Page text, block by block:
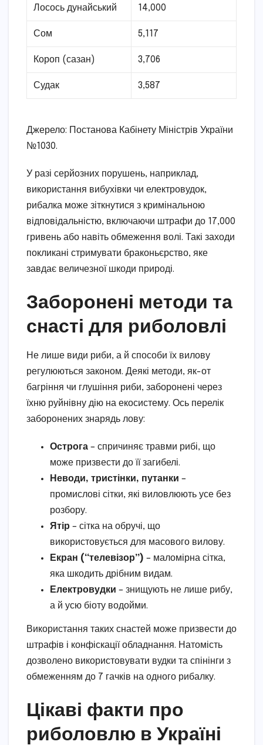
Лосось дунайський 14,000
Сом 5,117
Короп (сазан) 3,706
Судак 3,587
Джерело: Постанова Кабінету Міністрів України
№1030.
У разі серйозних порушень, наприклад,
використання вибухівки чи електровудок,
рибалка може зіткнутися з кримінальною
відповідальністю, включаючи штрафи до 17,000
гривень або навіть обмеження волі. Такі заходи
покликані стримувати браконьєрство, яке
завдає величезної шкоди природі.
Заборонені методи та
снасті для риболовлі
Не лише види риби, а й способи їх вилову
регулюються законом. Деякі методи, як-от
багріння чи глушіння риби, заборонені через
їхню руйнівну дію на екосистему. Ось перелік
заборонених знарядь лову:
Острога – спричиняє травми рибі, що
може призвести до її загибелі.
Неводи, тристінки, путанки –
промислові сітки, які виловлюють усе без
розбору.
Ятір – сітка на обручі, що
використовується для масового вилову.
Екран (“телевізор”) – маломірна сітка,
яка шкодить дрібним видам.
Електровудки – знищують не лише рибу,
а й усю біоту водойми.
Використання таких снастей може призвести до
штрафів і конфіскації обладнання. Натомість
дозволено використовувати вудки та спінінги з
обмеженням до 7 гачків на одного рибалку.
Цікаві факти про
риболовлю в Україні